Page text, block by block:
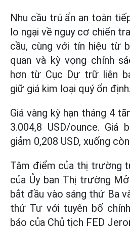
Nhu cầu trú ẩn an toàn
lo ngại về nguy cơ chiến
cầu, cùng với tín hiệu từ
quan và kỳ vọng chính
hơn từ Cục Dự trữ liên
giữ giá kim loại quý ổn định.
Giá vàng kỳ hạn tháng 4
3.004,8 USD/ounce. Giá
giảm 0,208 USD, xuống
Tâm điểm của thị trường
của Ủy ban Thị trường
bắt đầu vào sáng thứ Ba
thứ Tư với tuyên bố
báo của Chủ tịch FED